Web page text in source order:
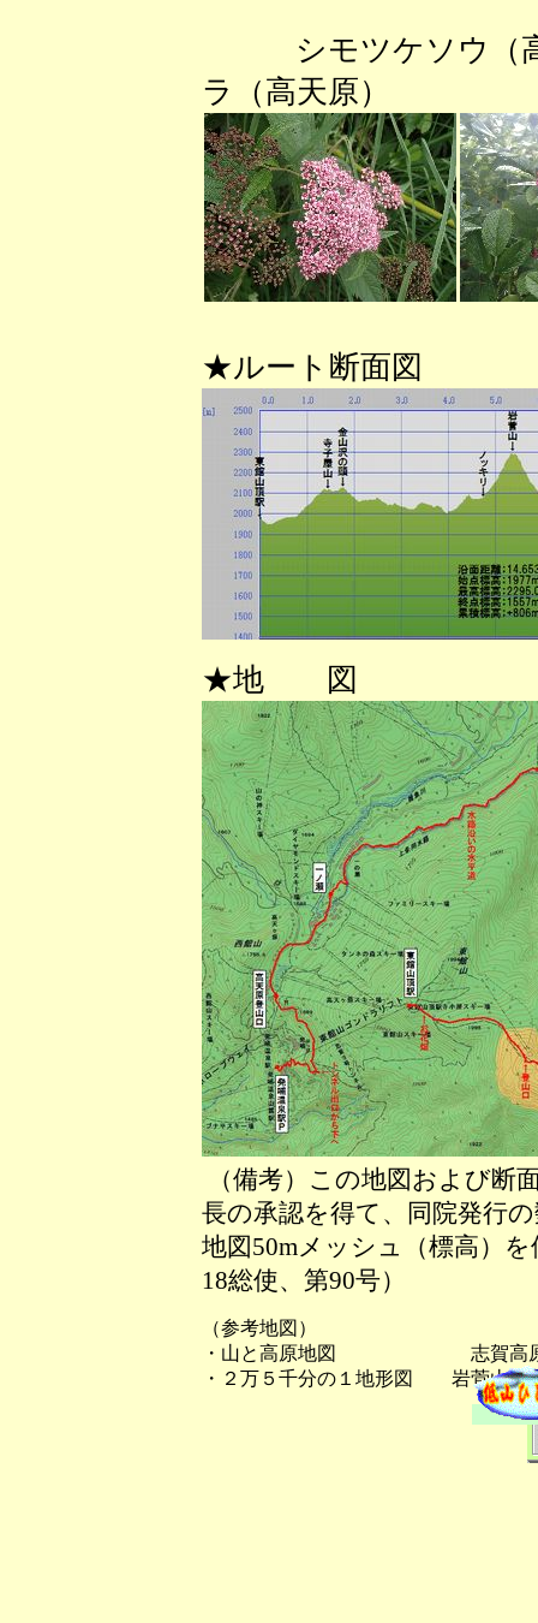
シモツケソウ
ラ（高天原
★ルート断面図
★地 図
（備考）この地図および断
長の承認を得て、同院発行
地図50mメッシュ（標高）
18総使、第90号）
（参考地図）
・山と高原地図 志賀高原・
・２万５千分の１地形図 岩菅山（